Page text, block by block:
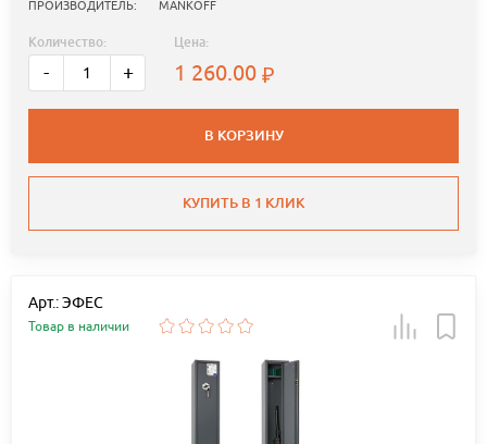
ПРОИЗВОДИТЕЛЬ: MANKOFF
Количество:
- +
Цена:
1 260.00
В КОРЗИНУ
КУПИТЬ В 1 КЛИК
Арт.: ЭФЕС
Товар в наличии